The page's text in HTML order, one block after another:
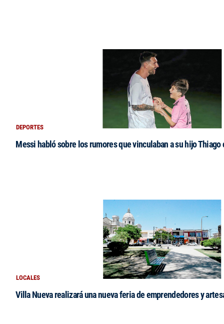
DEPORTES
Messi habló sobre los rumores que vinculaban a su hijo Thiago
LOCALES
Villa Nueva realizará una nueva feria de emprendedores y